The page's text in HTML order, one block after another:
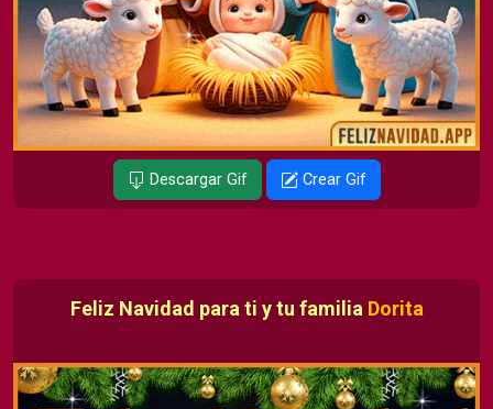
Descargar Gif Crear Gif
Feliz Navidad para ti y tu familia Dorita